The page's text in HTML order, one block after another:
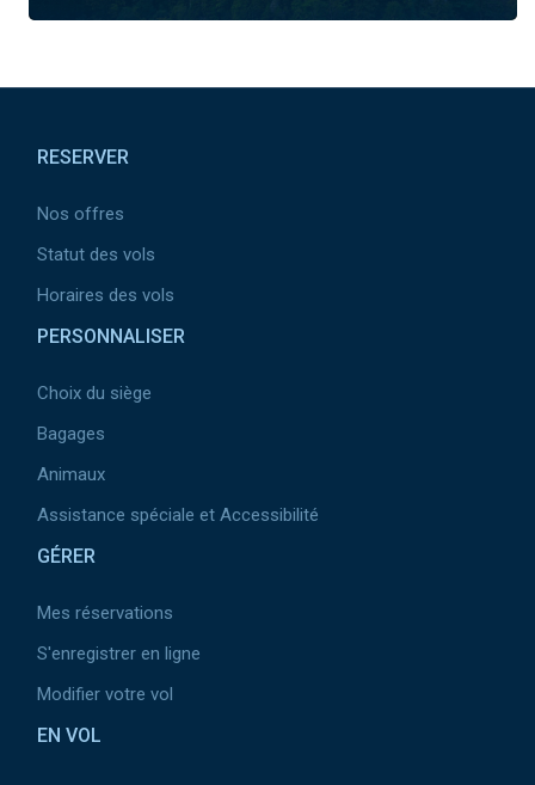
page
RESERVER
Nos offres
Statut des vols
Horaires des vols
PERSONNALISER
Choix du siège
Bagages
Animaux
Assistance spéciale et Accessibilité
GÉRER
Mes réservations
S'enregistrer en ligne
Modifier votre vol
EN VOL